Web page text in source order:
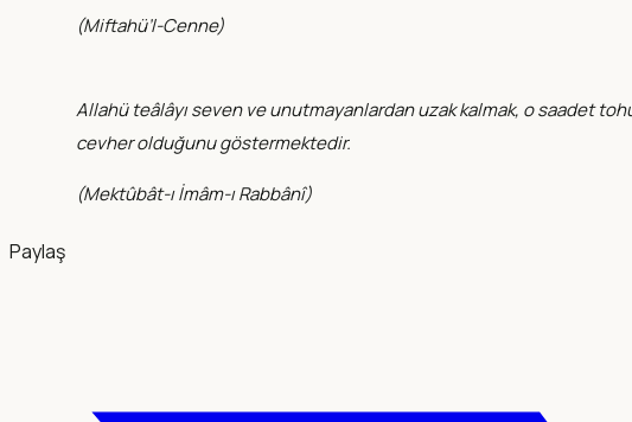
(Miftahü’l-Cenne)
Allahü teâlâyı seven ve unutmayanlardan uzak kalmak, o saadet
cevher olduğunu göstermektedir.
(Mektûbât-ı İmâm-ı Rabbânî)
Paylaş